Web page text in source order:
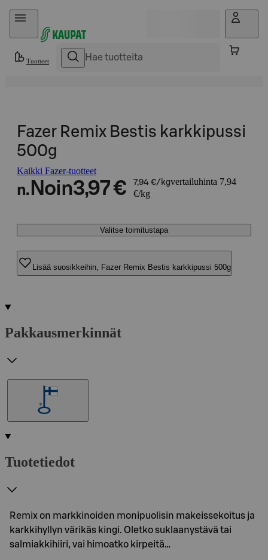
Hyppää sisältöön
Tuotteet
Fazer Remix Bestis karkkipussi
500g
Kaikki Fazer-tuotteet
n. Noin3,97 € 7,94 €/kgvertailuhinta 7,94
€/kg
Valitse toimitustapa
Lisää suosikkeihin, Fazer Remix Bestis karkkipussi 500g
Pakkausmerkinnät
Tuotetiedot
Remix on markkinoiden monipuolisin makeissekoitus ja
karkkihyllyn värikäs kingi. Oletko suklaanystävä tai
salmiakkihiiri, vai himoatko kirpeitä…